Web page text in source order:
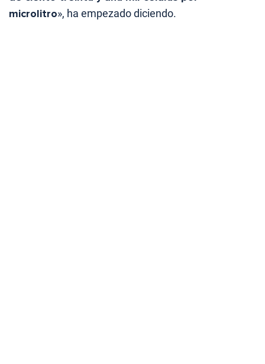
microlitro», ha empezado diciendo.